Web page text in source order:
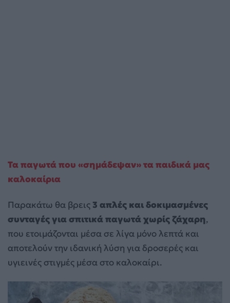
Τα παγωτά που «σημάδεψαν» τα παιδικά μας
καλοκαίρια
Παρακάτω θα βρεις 3 απλές και δοκιμασμένες
συνταγές για σπιτικά παγωτά χωρίς ζάχαρη,
που ετοιμάζονται μέσα σε λίγα μόνο λεπτά και
αποτελούν την ιδανική λύση για δροσερές και
υγιεινές στιγμές μέσα στο καλοκαίρι.